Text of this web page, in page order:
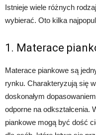
Istnieje wiele różnych
wybierać. Oto kilka
1. Materace
Materace piankowe są
rynku. Charakteryzują się
doskonałym
odporne na odkształcenia.
piankowe mogą być dość